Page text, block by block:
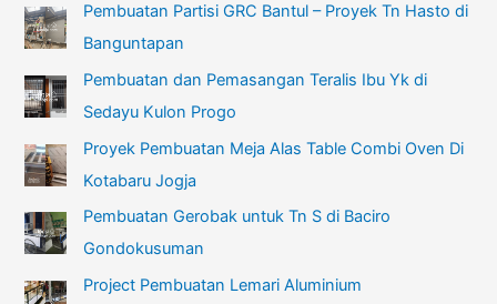
Pembuatan Partisi GRC Bantul – Proyek Tn Hasto di
Banguntapan
Pembuatan dan Pemasangan Teralis Ibu Yk di
Sedayu Kulon Progo
Proyek Pembuatan Meja Alas Table Combi Oven Di
Kotabaru Jogja
Pembuatan Gerobak untuk Tn S di Baciro
Gondokusuman
Project Pembuatan Lemari Aluminium